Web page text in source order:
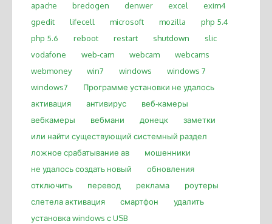
apache bredogen denwer excel
exim4
gpedit
lifecell microsoft mozilla
php 5.4
php 5.6
reboot restart shutdown
slic
vodafone
web-cam webcam
webcams
webmoney
win7 windows
windows 7
windows7
Программе установки не удалось
активация
антивирус
веб-камеры
вебкамеры
вебмани донецк
заметки
или найти существующий системный раздел
ложное срабатывание ав
мошенники
не удалось создать новый
обновления
отключить
перевод реклама
роутеры
слетела активация
смартфон
удалить
установка windows с USB